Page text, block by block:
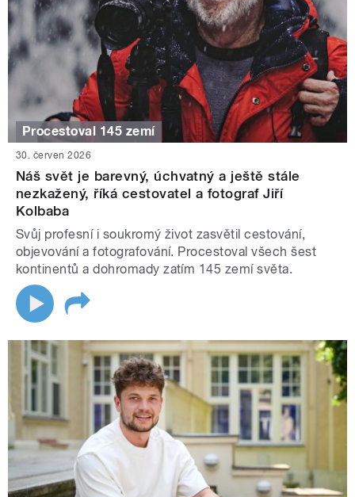
Procestoval 145 zemí
30. červen 2026
Náš svět je barevný, úchvatný a ještě stále
nezkažený, říká cestovatel a fotograf Jiří
Kolbaba
Svůj profesní i soukromý život zasvětil cestování,
objevování a fotografování. Procestoval všech šest
kontinentů a dohromady zatím 145 zemí světa.